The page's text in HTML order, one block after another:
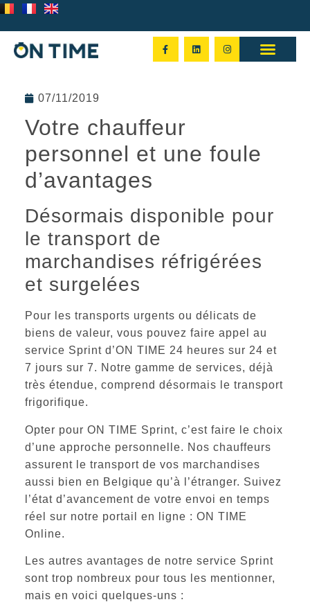
07/11/2019
Votre chauffeur
personnel et une foule
d’avantages
Désormais disponible pour
le transport de
marchandises réfrigérées
et surgelées
Pour les transports urgents ou délicats de
biens de valeur, vous pouvez faire appel au
service Sprint d’ON TIME 24 heures sur 24 et
7 jours sur 7. Notre gamme de services, déjà
très étendue, comprend désormais le transport
frigorifique.
Opter pour ON TIME Sprint, c’est faire le choix
d’une approche personnelle. Nos chauffeurs
assurent le transport de vos marchandises
aussi bien en Belgique qu’à l’étranger. Suivez
l’état d’avancement de votre envoi en temps
réel sur notre portail en ligne : ON TIME
Online.
Les autres avantages de notre service Sprint
sont trop nombreux pour tous les mentionner,
mais en voici quelques-uns :